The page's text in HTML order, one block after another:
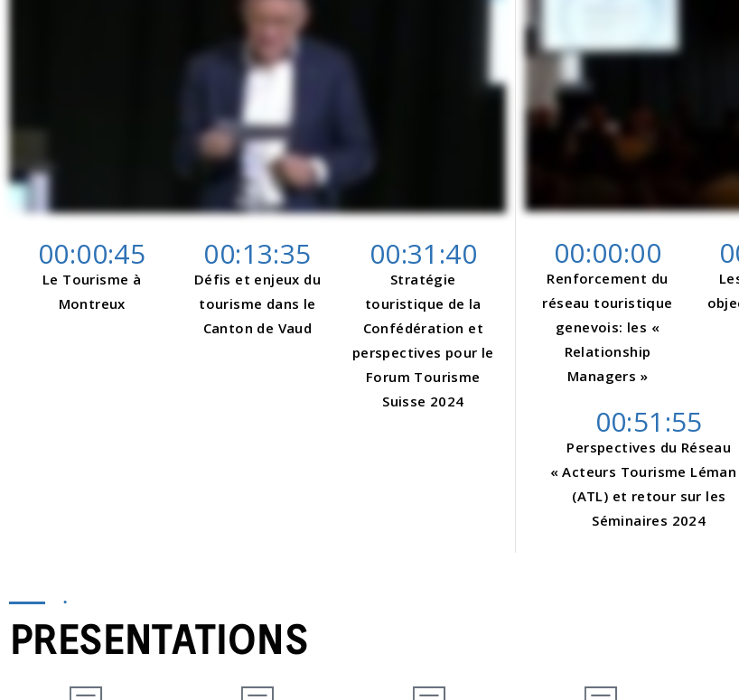
00:00:45
Le Tourisme à
Montreux
00:13:35
Défis et enjeux du
tourisme dans le
Canton de Vaud
00:31:40
Stratégie
touristique de la
Confédération et
perspectives pour le
Forum Tourisme
Suisse 2024
00:00:00
Renforcement du
réseau touristique
genevois: les «
Relationship
Managers »
00:51:55
Perspectives du Réseau
« Acteurs Tourisme Léman
(ATL) et retour sur les
Séminaires 2024
.
PRESENTATIONS